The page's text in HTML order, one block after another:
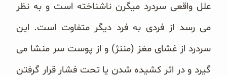
علل واقعی سردرد میگرن ناشناخته است و به نظر
می رسد از فردی به فرد دیگر متفاوت است. این
سردرد از غشای‌ مغز (مننژ) و از پوست سر‌ منشا می
گیرد و در اثر کشیده شدن یا تحت فشار قرار گرفتن